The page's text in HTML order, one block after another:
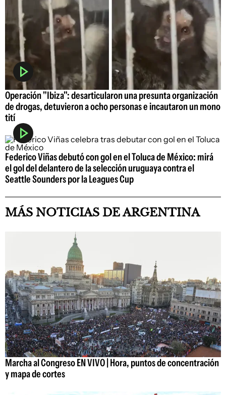
Operación "Ibiza": desarticularon una presunta organización
de drogas, detuvieron a ocho personas e incautaron un mono
tití
Federico Viñas debutó con gol en el Toluca de México: mirá
el gol del delantero de la selección uruguaya contra el
Seattle Sounders por la Leagues Cup
MÁS NOTICIAS DE ARGENTINA
Marcha al Congreso EN VIVO | Hora, puntos de concentración
y mapa de cortes